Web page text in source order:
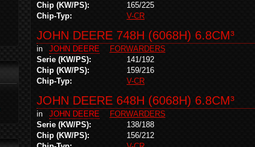
Chip (KW/PS):
165/225
Chip-Typ:
V-CR
JOHN DEERE 748H (6068H) 6.8CM³
in JOHN DEERE
FORWARDERS
Serie (KW/PS):
141/192
Chip (KW/PS):
159/216
Chip-Typ:
V-CR
JOHN DEERE 648H (6068H) 6.8CM³
in JOHN DEERE
FORWARDERS
Serie (KW/PS):
138/188
Chip (KW/PS):
156/212